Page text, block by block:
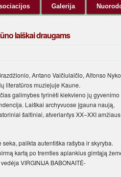
Galerija
laiškai draugams
Antano Vaičiulaičio, Alfonso
literatūros muziejuje Kaune.
galimybes tyrinėti kiekvieno jų gyvenimo
Laiškai archyvuose įgauna naują,
šaltiniai, atveriantys XX–XXI amžiaus
palikta autentiška rašyba ir skyryba.
kartą po tremties aplankius gimtąją
VIRGINIJA BABONAITĖ-